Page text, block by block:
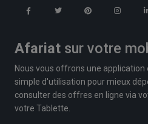
Afariat sur votre
Nous vous offrons une
simple d'utilisation pour mieux
consulter des offres en ligne via
votre Tablette.